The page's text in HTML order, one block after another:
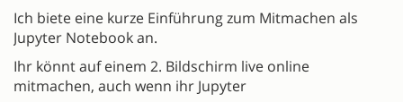
Ich biete eine kurze Einführung zum Mitmachen als
Jupyter Notebook an.
Ihr könnt auf einem 2. Bildschirm live online
mitmachen, auch wenn ihr Jupyter